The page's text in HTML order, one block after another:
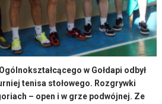
w Gołdapi odbył
tenisa stołowego. Rozgrywki
– open i w grze podwójnej. Ze